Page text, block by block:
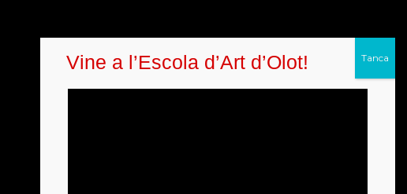
Vine a l’Escola d’Art d’Olot!